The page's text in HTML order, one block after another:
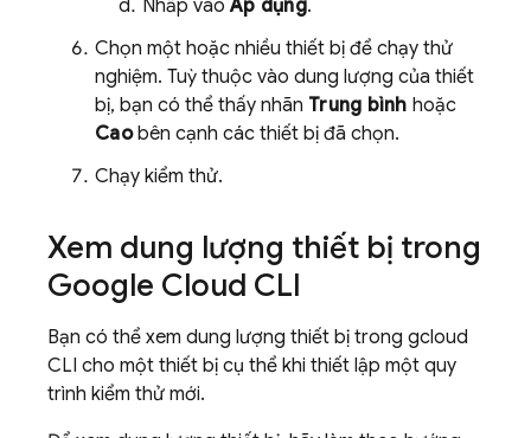
Nhấp vàoÁp dụng.
Chọn một hoặc nhiều thiết bị để chạy thử
nghiệm. Tuỳ thuộc vào dung lượng của thiết
bị, bạn có thể thấy nhãn Trung bình hoặc
Caobên cạnh các thiết bị đã chọn.
Chạy kiểm thử.
Xem dung lượng thiết bị trong
Google Cloud CLI
Bạn có thể xem dung lượng thiết bị trong gcloud
CLI cho một thiết bị cụ thể khi thiết lập một quy
trình kiểm thử mới.